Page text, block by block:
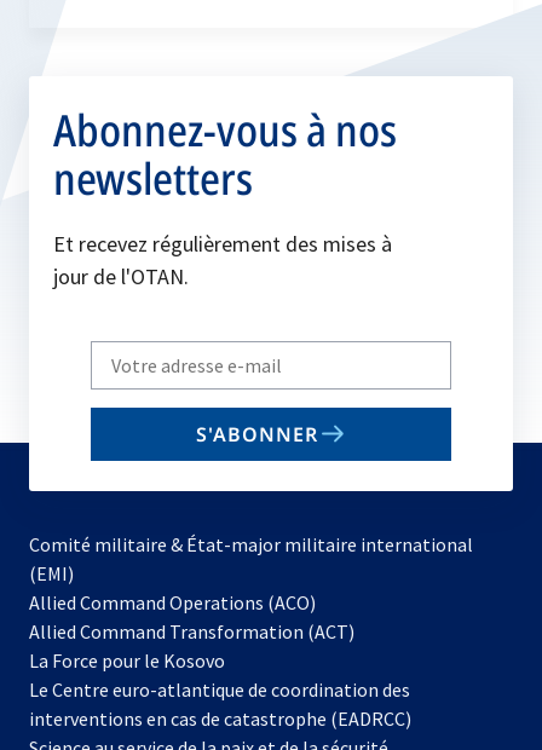
Abonnez-vous à nos
newsletters
Et recevez régulièrement des mises à
jour de l'OTAN.
Write
your
email
S'ABONNER
Comité militaire & État-major militaire international
(EMI)
Allied Command Operations (ACO)
dans
nouvel
onglet
Allied Command Transformation (ACT)
La Force pour le Kosovo
dans
un
Le Centre euro-atlantique de coordination des
interventions en cas de catastrophe (EADRCC)